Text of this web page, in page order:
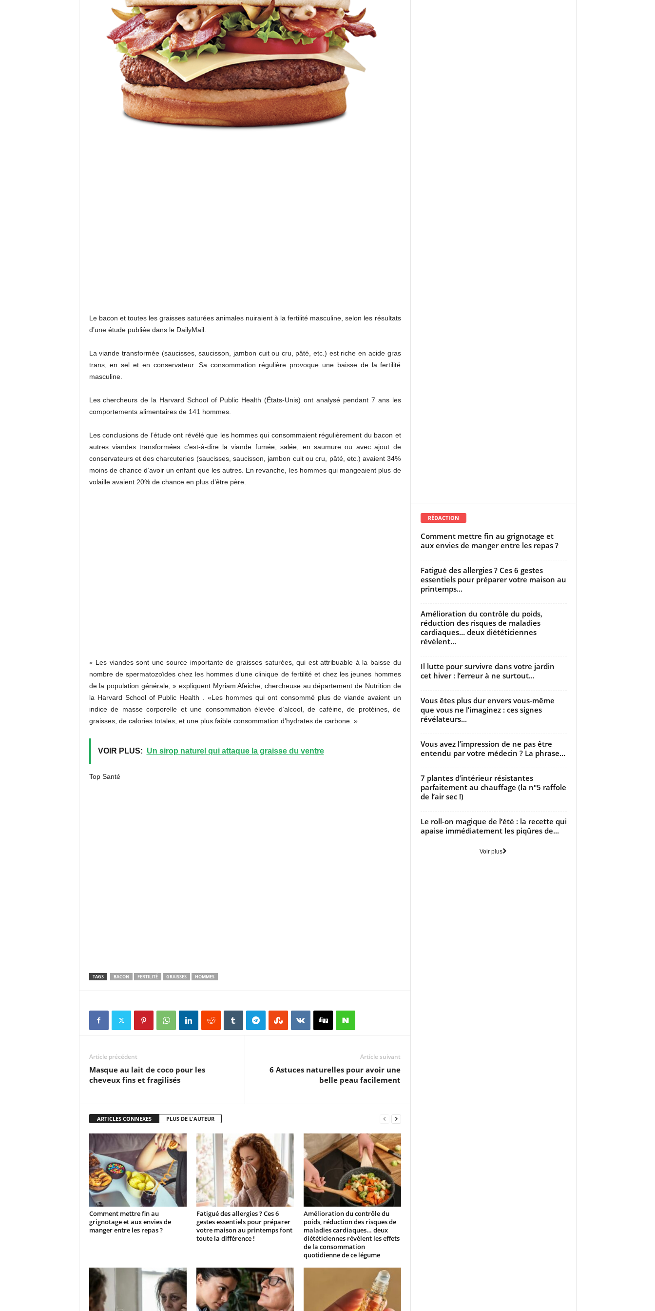
Le bacon et toutes les graisses saturées animales nuiraient à la fertilité masculine, selon les résultats
d’une étude publiée dans le DailyMail.
La viande transformée (saucisses, saucisson, jambon cuit ou cru, pâté, etc.) est riche en acide gras
trans, en sel et en conservateur. Sa consommation régulière provoque une baisse de la fertilité
masculine.
Les chercheurs de la Harvard School of Public Health (États-Unis) ont analysé pendant 7 ans les
comportements alimentaires de 141 hommes.
Les conclusions de l’étude ont révélé que les hommes qui consommaient régulièrement du bacon et
autres viandes transformées c’est-à-dire la viande fumée, salée, en saumure ou avec ajout de
conservateurs et des charcuteries (saucisses, saucisson, jambon cuit ou cru, pâté, etc.) avaient 34%
moins de chance d’avoir un enfant que les autres. En revanche, les hommes qui mangeaient plus de
volaille avaient 20% de chance en plus d’être père.
« Les viandes sont une source importante de graisses saturées, qui est attribuable à la baisse du
nombre de spermatozoïdes chez les hommes d’une clinique de fertilité et chez les jeunes hommes
de la population générale, » expliquent Myriam Afeiche, chercheuse au département de Nutrition de
la Harvard School of Public Health . «Les hommes qui ont consommé plus de viande avaient un
indice de masse corporelle et une consommation élevée d’alcool, de caféine, de protéines, de
graisses, de calories totales, et une plus faible consommation d’hydrates de carbone. »
VOIR PLUS: Un sirop naturel qui attaque la graisse du ventre
Top Santé
TAGS BACON FERTILITÉ GRAISSES HOMMES
Article précédent
Masque au lait de coco pour les
cheveux fins et fragilisés
Article suivant
6 Astuces naturelles pour avoir une
belle peau facilement
ARTICLES CONNEXES PLUS DE L'AUTEUR
Comment mettre fin au
grignotage et aux envies de
manger entre les repas ?
Fatigué des allergies ? Ces 6
gestes essentiels pour préparer
votre maison au printemps font
toute la différence !
Amélioration du contrôle du
poids, réduction des risques de
maladies cardiaques… deux
diététiciennes révèlent les effets
de la consommation
quotidienne de ce légume
RÉDACTION
Comment mettre fin au grignotage et
aux envies de manger entre les repas ?
Fatigué des allergies ? Ces 6 gestes
essentiels pour préparer votre maison au
printemps...
Amélioration du contrôle du poids,
réduction des risques de maladies
cardiaques… deux diététiciennes
révèlent...
Il lutte pour survivre dans votre jardin
cet hiver : l’erreur à ne surtout...
Vous êtes plus dur envers vous-même
que vous ne l’imaginez : ces signes
révélateurs...
Vous avez l’impression de ne pas être
entendu par votre médecin ? La phrase...
7 plantes d’intérieur résistantes
parfaitement au chauffage (la n°5 raffole
de l’air sec !)
Le roll-on magique de l’été : la recette qui
apaise immédiatement les piqûres de...
Voir plus